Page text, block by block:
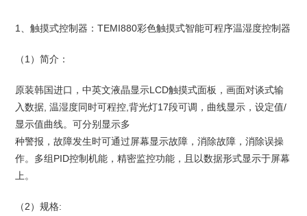
1、触摸式控制器：TEMI880彩色触摸式智能可程序温湿度控制器
（1）简介：
原装韩国进口，中英文液晶显示LCD触摸式面板，画面对谈式输
入数据, 温湿度同时可程控,背光灯17段可调，曲线显示，设定值/
显示值曲线。可分别显示多
种警报，故障发生时可通过屏幕显示故障，消除故障，消除误操
作。多组PID控制机能，精密监控功能，且以数据形式显示于屏幕
上。
（2）规格: